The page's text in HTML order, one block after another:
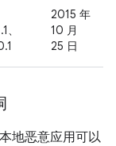
、
2015 年
10 月
25 日
地恶意应用可以